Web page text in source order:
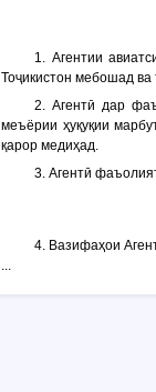
1. Агентии
Тоҷикистон мебошад ва
2. Агентӣ дар
меъёрии ҳуқуқии
қарор медиҳад.
3. Агентӣ
4. Вазифаҳои
...